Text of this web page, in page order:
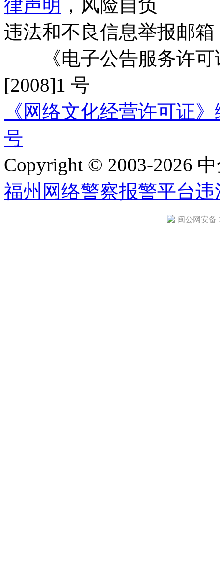
律声明 ，风险自负
违法和不良信息举报邮箱
《电子公告服务许可
[2008]1 号
《网络文化经营许可证
号
Copyright © 2003-2026
福州网络警察报警平台违
闽公网安备